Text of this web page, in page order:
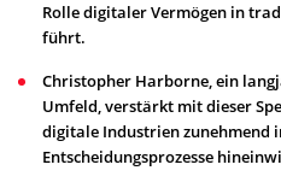
Rolle digitaler Vermögen in
führt.
Christopher Harborne, ein
Umfeld, verstärkt mit dieser
digitale Industrien zunehmend
Entscheidungsprozesse